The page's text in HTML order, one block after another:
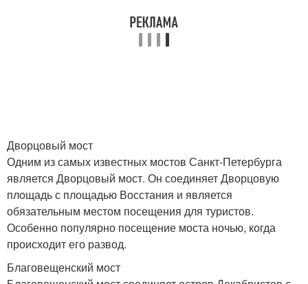
Дворцовый мост
Одним из самых известных мостов Санкт-Петербурга
является Дворцовый мост. Он соединяет Дворцовую
площадь с площадью Восстания и является
обязательным местом посещения для туристов.
Особенно популярно посещение моста ночью, когда
происходит его развод.
Благовещенский мост